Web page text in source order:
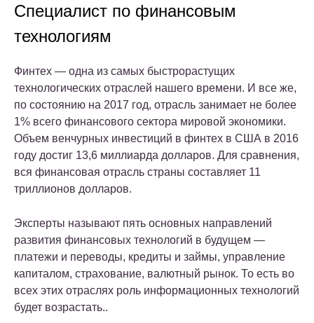
Специалист по финансовым
технологиям
Финтех — одна из самых быстрорастущих
технологических отраслей нашего времени. И все же,
по состоянию на 2017 год, отрасль занимает не более
1% всего финансового сектора мировой экономики.
Объем венчурных инвестиций в финтех в США в 2016
году достиг 13,6 миллиарда долларов. Для сравнения,
вся финансовая отрасль страны составляет 11
триллионов долларов.
Эксперты называют пять основных направлений
развития финансовых технологий в будущем —
платежи и переводы, кредиты и займы, управление
капиталом, страхование, валютный рынок. То есть во
всех этих отраслях роль информационных технологий
будет возрастать..